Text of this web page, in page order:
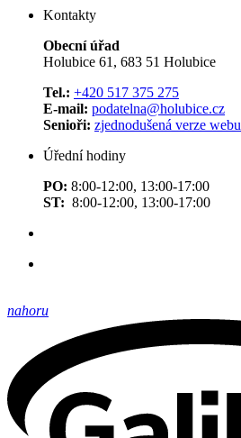
Kontakty
Obecní úřad
Holubice 61, 683 51 Holubice
Tel.: +420 517 375 275
E-mail: podatelna@holubice.cz
Senioři: zjednodušená verze webu
Úřední hodiny
PO: 8:00-12:00, 13:00-17:00
ST: 8:00-12:00, 13:00-17:00
nahoru